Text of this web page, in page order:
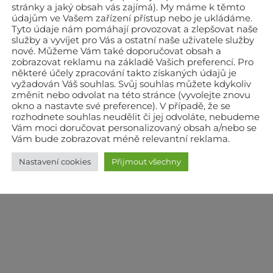
TOPIDLA
Teplovzdušné topidlo
OKLIMA SK60-C
16 990Kč Původní
cena
byla:
16 990 Kč.
15 800KčAktuální
cena
je:
15 800 Kč.
bez DPH
19 118 Kčs DPH
Skladem
PŘIDAT DO
TEPLOVZDUŠNÁ TOPIDLA
Teplovzdušné topidlo
OKLIMA SE 200
67 690Kč Původní
cena
byla:
67 690 Kč.
62 951KčAktuální
cena
je:
62 951 Kč.
bez DPH
76 171Kčs DPH
Skladem
PŘIDAT DO
29 088
Na
stránky a jaký obsah vás zajímá). My máme k těmto
údajům ve Vašem zařízení přístup nebo je ukládáme.
Tyto údaje nám pomáhají provozovat a zlepšovat naše
služby a vyvíjet pro Vás a ostatní naše uživatele služby
nové. Můžeme Vám také doporučovat obsah a
zobrazovat reklamu na základě Vašich preferencí. Pro
některé účely zpracování takto získaných údajů je
vyžadován Váš souhlas. Svůj souhlas můžete kdykoliv
změnit nebo odvolat na této stránce (vyvolejte znovu
okno a nastavte své preference). V případě, že se
rozhodnete souhlas neudělit či jej odvoláte, nebudeme
Vám moci doručovat personalizovaný obsah a/nebo se
Vám bude zobrazovat méně relevantní reklama.
Nastavení cookies Přijmout všechny